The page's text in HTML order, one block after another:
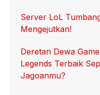
Server LoL
Mengejutkan!
Deretan Dewa
Legends Terbaik
Jagoanmu?